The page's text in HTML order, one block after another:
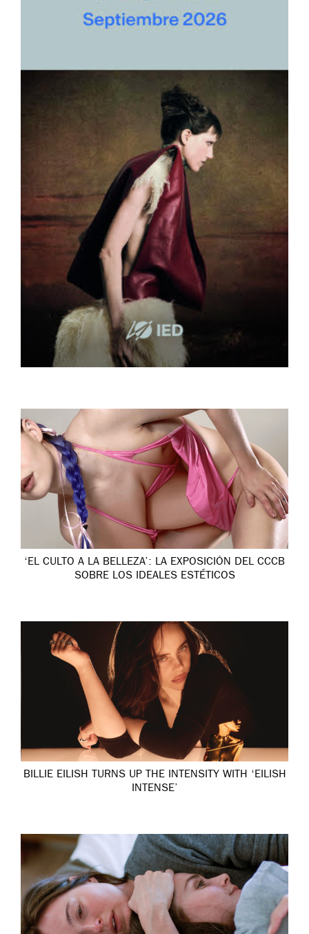
‘EL CULTO A LA BELLEZA’: LA EXPOSICIÓN DEL CCCB
SOBRE LOS IDEALES ESTÉTICOS
BILLIE EILISH TURNS UP THE INTENSITY WITH ‘EILISH
INTENSE’